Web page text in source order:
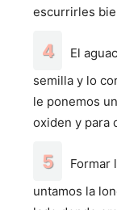
escurrirles
El
semilla y lo
le ponemos
oxiden y para
Formar
untamos la